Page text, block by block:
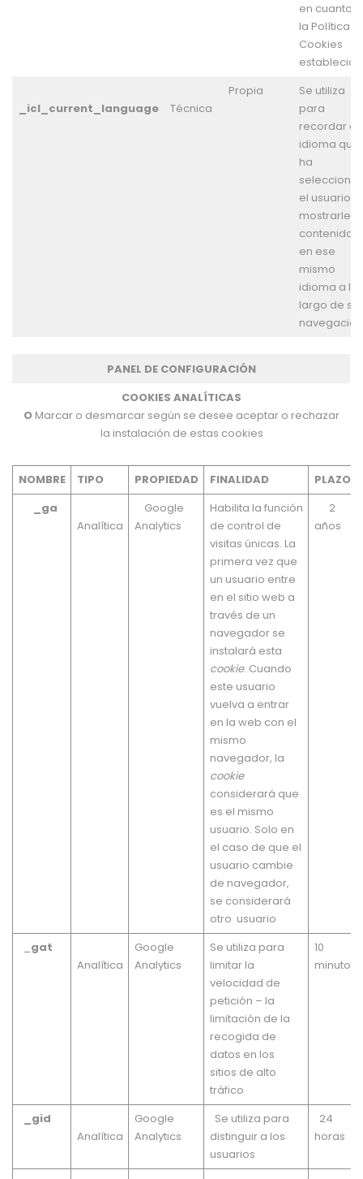
en cuanto a
la Política
Cookies
establecida
_icl_current_language Técnica
Propia
Se utiliza
para
recordar el
idioma que
ha
el usuario y
mostrarle
contenidos
en ese
mismo
idioma a lo
largo de su
navegación
PANEL DE CONFIGURACIÓN
COOKIES ANALÍTICAS
O Marcar o desmarcar según se desee aceptar o rechazar
la instalación de estas cookies
NOMBRE TIPO PROPIEDAD FINALIDAD
PLAZO
_ga
Analítica
Google
Analytics
Habilita la función
de control de
visitas únicas. La
primera vez que
un usuario entre
en el sitio web a
través de un
navegador se
instalará esta
cookie. Cuando
este usuario
vuelva a entrar
en la web con el
mismo
navegador, la
cookie
considerará que
es el mismo
usuario. Solo en
el caso de que el
usuario cambie
de navegador,
se considerará
otro usuario
2
años
gat
Analítica
Google
Analytics
Se utiliza para
limitar la
velocidad de
petición – la
limitación de la
recogida de
datos en los
sitios de alto
tráfico
10
minutos
_gid
Analítica
Google
Analytics
Se utiliza para
distinguir a los
usuarios
24
horas